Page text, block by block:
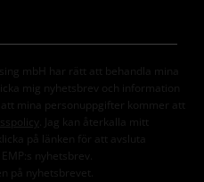
mbH har rätt att behandla mina
mig nyhetsbrev och information
att mina personuppgifter kommer att
. Jag kan återkalla mitt
på länken för att avsluta
nyhetsbrev.
på nyhetsbrevet.